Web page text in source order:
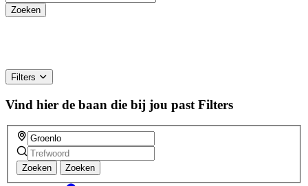
Filters
Vind hier de baan die bij jou past Filters
Zoeken Zoeken